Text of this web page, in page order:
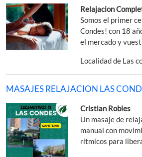
Relajacion
Somos el primer
Condes! con 18
el mercado y
Localidad de Las
MASAJES RELAJACION LAS
Cristian Robles
Un masaje de
manual con
rítmicos para